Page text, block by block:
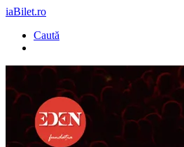
iaBilet.ro
Caută